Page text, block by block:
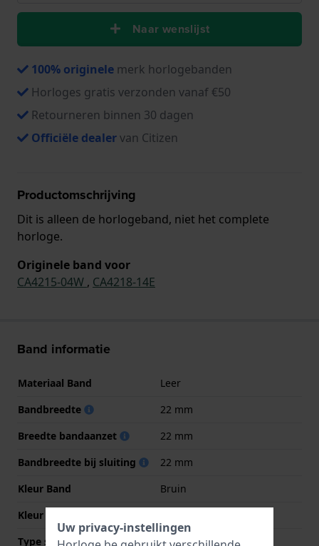
Naar wenslijst
100% originele merk horlogebanden
Horloges gratis verzonden vanaf €50
Retourneren binnen 30 dagen
Officiële dealervan Citizen
Productomschrijving
Dit is alleen de horlogeband, niet het complete
horloge.
Originele band voor
CA4215-04W , CA4218-14E
Band informatie
Materiaal Band
Leer
Bandbreedte
22 mm
Breedte bandaanzet
22 mm
Bandbreedte bij sluiting
22 mm
Kleur Band
Bruin
Kleur stiksel
Type sluiting
Gesp
Uw privacy-instellingen